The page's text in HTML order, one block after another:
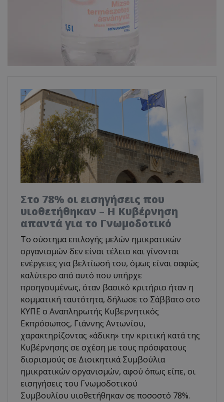
Στο 78% οι εισηγήσεις που
υιοθετήθηκαν – Η Κυβέρνηση
απαντά για το Γνωμοδοτικό
Το σύστημα επιλογής μελών ημικρατικών
οργανισμών δεν είναι τέλειο και γίνονται
ενέργειες για βελτίωσή του, όμως είναι σαφώς
καλύτερο από αυτό που υπήρχε
προηγουμένως, όταν βασικό κριτήριο ήταν η
κομματική ταυτότητα, δήλωσε το Σάββατο στο
ΚΥΠΕ ο Αναπληρωτής Κυβερνητικός
Εκπρόσωπος, Γιάννης Αντωνίου,
χαρακτηρίζοντας «άδικη» την κριτική κατά της
Κυβέρνησης σε σχέση με τους πρόσφατους
διορισμούς σε Διοικητικά Συμβούλια
ημικρατικών οργανισμών, αφού όπως είπε, οι
εισηγήσεις του Γνωμοδοτικού
Συμβουλίου υιοθετήθηκαν σε ποσοστό 78%.